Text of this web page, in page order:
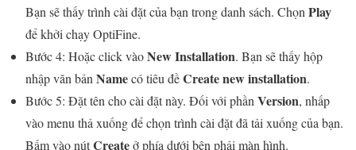
Bạn sẽ thấy trình cài đặt của bạn trong danh sách. ChọnPlay
để khởi chạy OptiFine.
Bước 4: Hoặc click vàoNew Installation. Bạn sẽ thấy hộp
nhập văn bảnNamecó tiêu đềCreate new installation.
Bước 5: Đặt tên cho cài đặt này. Đối với phầnVersion, nhấp
vào menu thả xuống để chọn trình cài đặt đã tải xuống của bạn.
Bấm vào nútCreateở phía dưới bên phải màn hình.